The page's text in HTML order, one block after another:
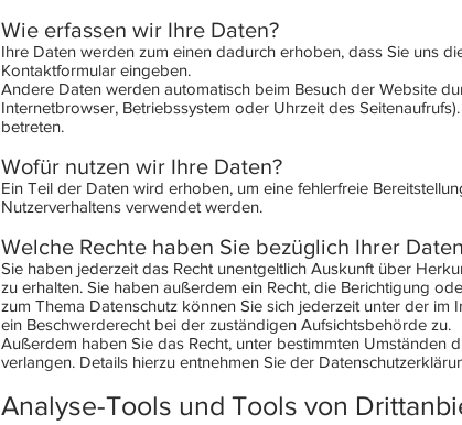
Wie erfassen wir Ihre Daten?
Ihre Daten werden zum einen dadurch erhoben, dass Sie uns
Kontaktformular eingeben.
Andere Daten werden automatisch beim Besuch der Website
Internetbrowser, Betriebssystem oder Uhrzeit des
betreten.
Wofür nutzen wir Ihre Daten?
Ein Teil der Daten wird erhoben, um eine fehlerfreie
Nutzerverhaltens verwendet werden.
Welche Rechte haben Sie bezüglich Ihrer
Sie haben jederzeit das Recht unentgeltlich Auskunft über
zu erhalten. Sie haben außerdem ein Recht, die Berichtigung
zum Thema Datenschutz können Sie sich jederzeit unter der
ein Beschwerderecht bei der zuständigen Aufsichtsbehörde zu.
Außerdem haben Sie das Recht, unter bestimmten
verlangen. Details hierzu entnehmen Sie der
Analyse-Tools und Tools von